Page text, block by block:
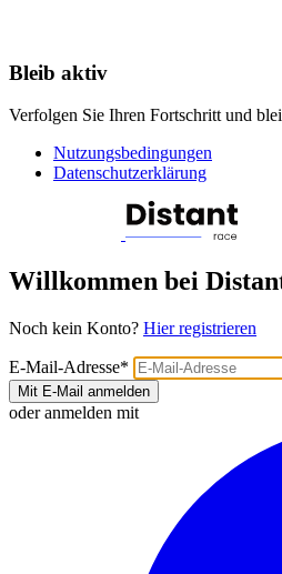
Bleib aktiv
Verfolgen Sie Ihren Fortschritt und
Nutzungsbedingungen
Datenschutzerklärung
Willkommen bei
Noch kein Konto? Hier registrieren
E-Mail-Adresse*
Mit E-Mail anmelden
oder anmelden mit